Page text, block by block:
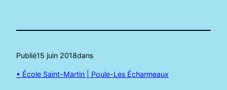
Publié15 juin 2018dans
• École Saint-Martin | Poule-Les Écharmeaux